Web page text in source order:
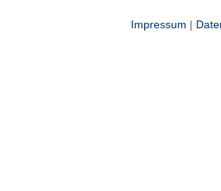
Impressum |